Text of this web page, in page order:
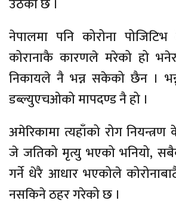
उठेको छ ।
नेपालमा पनि कोरोना पोजिटिभ
कोरानाकै कारणले मरेको हो
निकायले नै भन्न सकेको छैन ।
डब्ल्युएचओको मापदण्ड नै हो ।
अमेरिकामा त्यहाँको रोग नियन्त्रण
जे जतिको मृत्यु भएको भनियो,
गर्ने धेरै आधार भएकोले
नसकिने ठहर गरेको छ ।